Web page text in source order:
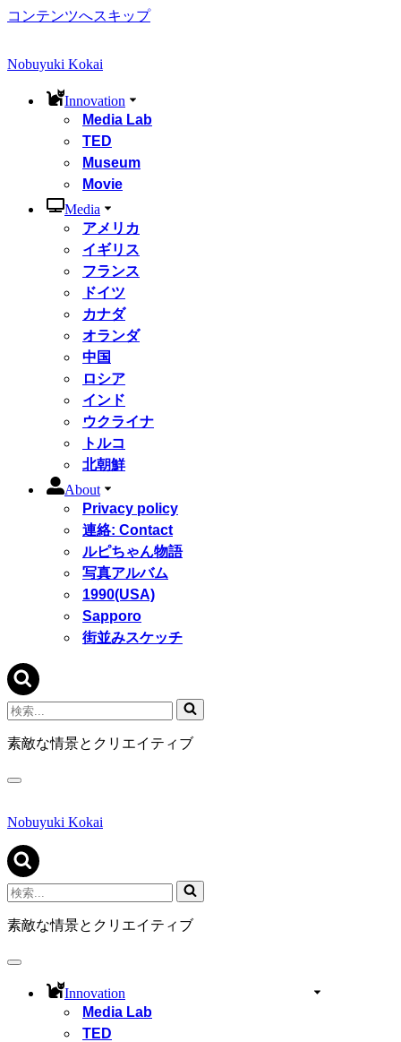
コンテンツへスキップ
Nobuyuki Kokai
Innovation
Media Lab
TED
Museum
Movie
Media
アメリカ
イギリス
フランス
ドイツ
カナダ
オランダ
中国
ロシア
インド
ウクライナ
トルコ
北朝鮮
About
Privacy policy
連絡: Contact
ルピちゃん物語
写真アルバム
1990(USA)
Sapporo
街並みスケッチ
検
索...
素敵な情景とクリエイティブ
ナ
ゲ
シ
ョ
ン
メ
ニ
ュ
Nobuyuki Kokai
検
索...
素敵な情景とクリエイティブ
ナ
Innovation
Media Lab
TED